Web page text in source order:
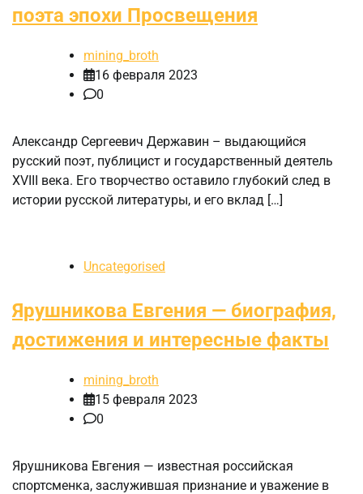
поэта эпохи Просвещения
mining_broth
16 февраля 2023
0
Александр Сергеевич Державин – выдающийся
русский поэт, публицист и государственный деятель
XVIII века. Его творчество оставило глубокий след в
истории русской литературы, и его вклад […]
Uncategorised
Ярушникова Евгения — биография,
достижения и интересные факты
mining_broth
15 февраля 2023
0
Ярушникова Евгения — известная российская
спортсменка, заслужившая признание и уважение в